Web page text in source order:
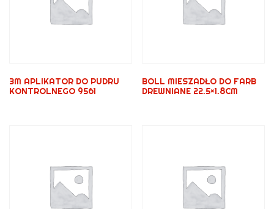
3M APLIKATOR DO PUDRU
KONTROLNEGO 9561
BOLL MIESZADŁO DO FARB
DREWNIANE 22.5×1.8CM